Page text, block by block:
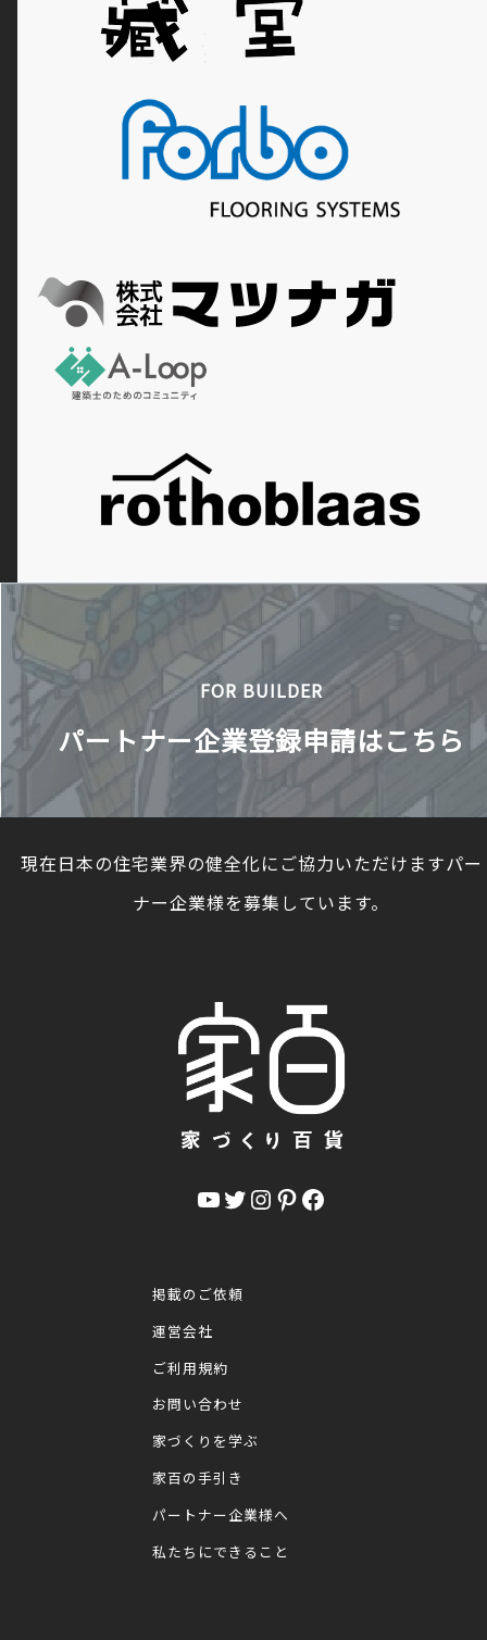
FOR BUILDER
パートナー企業登録申請はこちら
現在日本の住宅業界の健全化にご協力いただけますパ
ナー企業様を募集しています。
YouTube Twitter InstagramPinterest Facebook
掲載のご依頼
運営会社
ご利用規約
お問い合わせ
家づくりを学ぶ
家百の手引き
パートナー企業様へ
私たちにできること